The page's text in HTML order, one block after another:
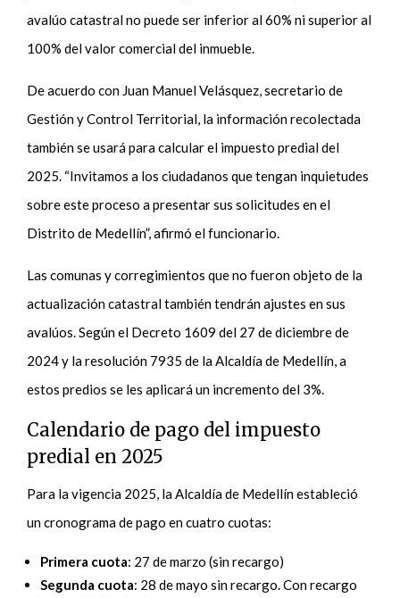
avalúo catastral no puede ser inferior al 60% ni superior al
100% del valor comercial del inmueble.
De acuerdo con Juan Manuel Velásquez, secretario de
Gestión y Control Territorial, la información recolectada
también se usará para calcular el impuesto predial del
2025. “Invitamos a los ciudadanos que tengan inquietudes
sobre este proceso a presentar sus solicitudes en el
Distrito de Medellín”, afirmó el funcionario.
Las comunas y corregimientos que no fueron objeto de la
actualización catastral también tendrán ajustes en sus
avalúos. Según el Decreto 1609 del 27 de diciembre de
2024 y la resolución 7935 de la Alcaldía de Medellín, a
estos predios se les aplicará un incremento del 3%.
Calendario de pago del impuesto
predial en 2025
Para la vigencia 2025, la Alcaldía de Medellín estableció
un cronograma de pago en cuatro cuotas:
Primera cuota: 27 de marzo (sin recargo)
Segunda cuota: 28 de mayo sin recargo. Con recargo